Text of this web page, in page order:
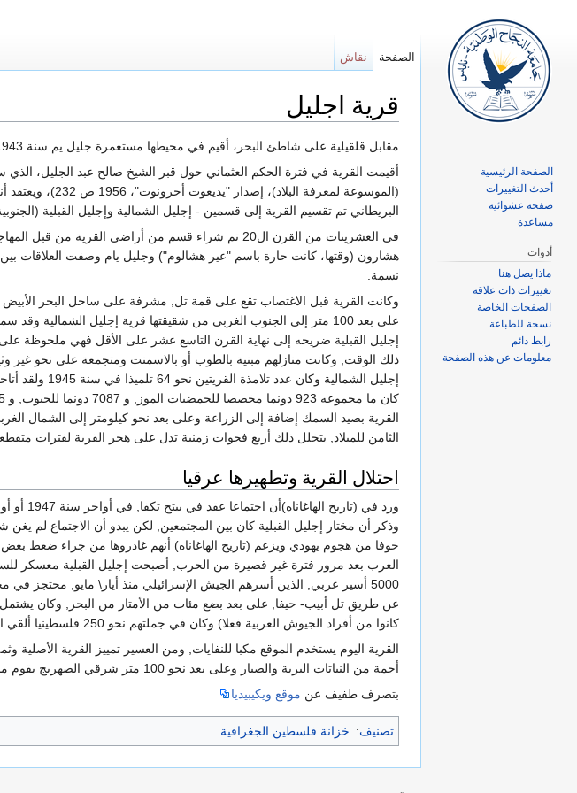
قرية اجليل
مقابل قلقيلية على شاطئ البحر، أقيم في محيطها مستعمرة جليل يم سنة 1943، تتقاسم أرض القرية ‏اليوم كل من المدن هرتسليا ‏ورمان هشارون، وجليل يام.‏
أقيمت القرية في فترة الحكم العثماني حول قبر الشيخ صالح عبد الجليل،
‏‏(الموسوعة
‏البريطاني ‏تم تقسيم القرية إلى قسمين - إجليل الشمالية وإجليل القبلية
في العشرينات من القرن ال20 تم شراء قسم من أراضي
نسمة.‏
وكانت القرية قبل الاغتصاب تقع على قمة تل, مشرفة على ساحل البحر
على بعد 100 متر إلى الجنوب الغربي من شقيقتها قرية إجليل
ذلك الوقت, وكانت منازلهم مبنية بالطوب أو بالاسمنت ‏ومتجمعة على نحو غير
الثامن للميلاد, يتخلل ذلك أربع ‏فجوات زمنية تدل على هجر القرية ‏لفترات
احتلال القرية وتطهيرها عرقيا
خوفا من هجوم يهودي ويزعم (تاريخ الهاغاناه) أنهم غادروها من جراء ضغط
5000 أسير عربي, الذين أسرهم الجيش الإسرائيلي منذ أيار\ مايو,
كانوا من أفراد الجيوش العربية فعلا) وكان في جملتهم نحو 250 فلسطينيا ألقي ‏القبض عليهم بعد الاستيلاء ‏على قراهم.
القرية اليوم يستخدم الموقع مكبا للنفايات, ومن العسير تمييز القرية
‏أجمة من النباتات البرية والصبار وعلى بعد نحو 100 متر ‏شرقي الصهريج يقوم منزل مهجور ‏بالقرب من بقايا بناء مهدم تهديما كاملا.
بتصرف طفيف عن موقع ويكيبيديا
تصنيف: خزانة فلسطين الجغرافية
نقاش الصفحة
الصفحة الرئيسية
أحدث التغييرات
صفحة عشوائية
مساعدة
أدوات
ماذا يصل هنا
تغييرات ذات علاقة
الصفحات الخاصة
نسخة للطباعة
رابط دائم
معلومات عن هذه الصفحة